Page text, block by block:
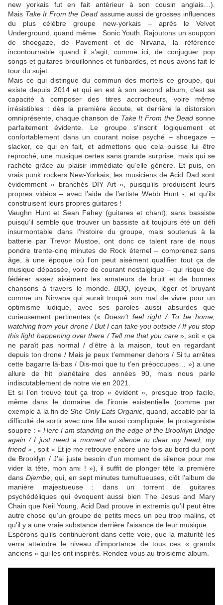
new yorkais fut en fait antérieur à son cousin anglais…).
Mais Take It From the Dead assume aussi de grosses influences
du plus célèbre groupe new-yorkais – après le Velvet
Underground, quand même : Sonic Youth. Rajoutons un soupçon
de shoegaze, de Pavement et de Nirvana, la référence
incontournable quand il s’agit, comme ici, de conjuguer pop
songs et guitares brouillonnes et furibardes, et nous avons fait le
tour du sujet.
Mais ce qui distingue du commun des mortels ce groupe, qui
existe depuis 2014 et qui en est à son second album, c’est sa
capacité à composer des titres accrocheurs, voire même
irrésistibles : dès la première écoute, et derrière la distorsion
omniprésente, chaque chanson de Take It From the Dead sonne
parfaitement évidente. Le groupe s’inscrit logiquement et
confortablement dans un courant noise psyché – shoegaze –
slacker, ce qui en fait, et admettons que cela puisse lui être
reproché, une musique certes sans grande surprise, mais qui se
rachète grâce au plaisir immédiate qu’elle génère. Et puis, en
vrais punk rockers New-Yorkais, les musiciens de Acid Dad sont
évidemment « branchés DIY Art », puisqu’ils produisent leurs
propres vidéos – avec l’aide de l’artiste Webb Hunt -, et qu’ils
construisent leurs propres guitares !
Vaughn Hunt et Sean Fahey (guitares et chant), sans bassiste
puisqu’il semble que trouver un bassiste ait toujours été un défi
insurmontable dans l’histoire du groupe, mais soutenus à la
batterie par Trevor Mustoe, ont donc ce talent rare de nous
pondre trente-cinq minutes de Rock éternel – comprenez sans
âge, à une époque où l’on peut aisément qualifier tout ça de
musique dépassée, voire de courant nostalgique – qui risque de
fédérer assez aisément les amateurs de bruit et de bonnes
chansons à travers le monde.BBQ , joyeux, léger et bruyant
comme un Nirvana qui aurait troqué son mal de vivre pour un
optimisme ludique, avec ses paroles aussi absurdes que
curieusement pertinentes (« Doesn’t feel right / To be home,
watching from your drone / But I can take you outside / If you stop
this fight happening over there / Tell me that you care», soit « ça
ne paraît pas normal / d’être à la maison, tout en regardant
depuis ton drone / Mais je peux t’emmener dehors / Si tu arrêtes
cette bagarre là-bas / Dis-moi que tu t’en préoccupes… ») a une
allure de hit planétaire des années 90, mais nous parle
indiscutablement de notre vie en 2021.
Et si l’on trouve tout ça trop « évident », presque trop facile,
même dans le domaine de l’ironie existentielle (comme par
exemple à la fin deShe Only Eats Organic , quand, accablé par la
difficulté de sortir avec une fille aussi compliquée, le protagoniste
soupire : « Here I am standing on the edge of the Brooklyn Bridge
again / I just need a moment of silence to clear my head, my
friend » , soit « Et je me retrouve encore une fois au bord du pont
de Brooklyn / J’ai juste besoin d’un moment de silence pour me
vider la tête, mon ami ! »), il suffit de plonger tête la première
dans Djembe, qui, en sept minutes tumultueuses, clôt l’album de
manière majestueuse : dans un torrent de guitares
psychédéliques qui évoquent aussi bien The Jesus and Mary
Chain que Neil Young, Acid Dad prouve in extremis qu’il peut être
autre chose qu’un groupe de petits mecs un peu trop malins, et
qu’il y a une vraie substance derrière l’aisance de leur musique.
Espérons qu’ils continueront dans cette voie, que la maturité les
verra atteindre le niveau d’importance de tous ces « grands
anciens » qui les ont inspirés. Rendez-vous au troisième album.